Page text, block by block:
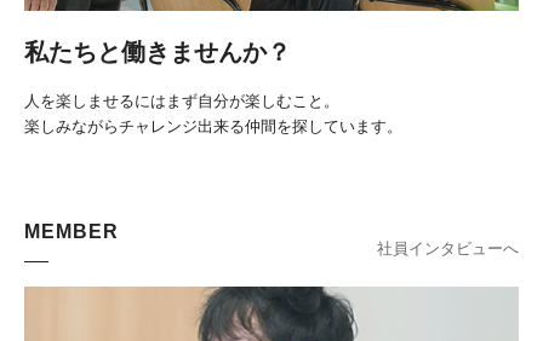
私たちと働きませんか？
人を楽しませるにはまず自分が楽しむこと。
楽しみながらチャレンジ出来る仲間を探しています。
MEMBER
社員インタビューへ